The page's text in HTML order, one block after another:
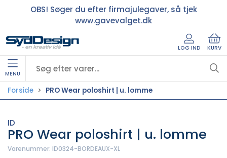
OBS! Søger du efter firmajulegaver, så tjek
www.gavevalget.dk
LOG IND KURV
MENU
Forside PRO Wear poloshirt | u. lomme
ID
PRO Wear poloshirt | u. lomme
Varenummer: ID0324-BORDEAUX-XL